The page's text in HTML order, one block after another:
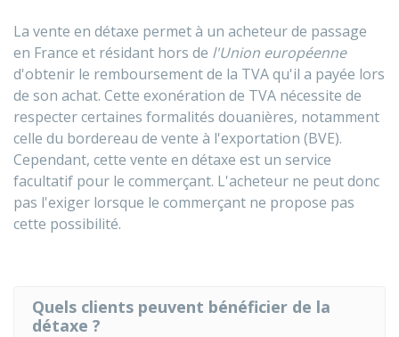
La vente en détaxe permet à un acheteur de passage
en France et résidant hors de l'Union européenne
d'obtenir le remboursement de la TVA qu'il a payée lors
de son achat. Cette exonération de TVA nécessite de
respecter certaines formalités douanières, notamment
celle du bordereau de vente à l'exportation (BVE).
Cependant, cette vente en détaxe est un service
facultatif pour le commerçant. L'acheteur ne peut donc
pas l'exiger lorsque le commerçant ne propose pas
cette possibilité.
Quels clients peuvent bénéficier de la
détaxe ?